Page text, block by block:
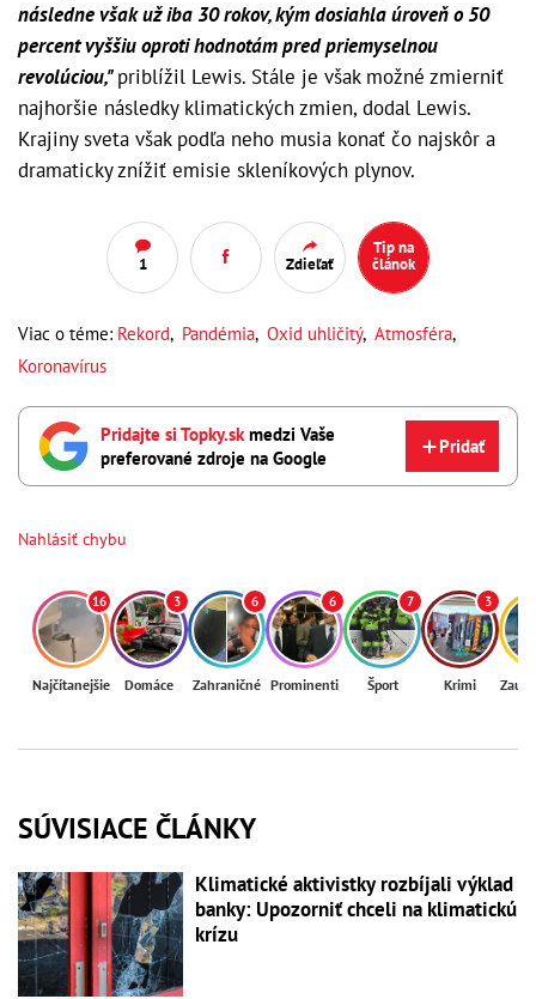
následne však už iba 30 rokov, kým dosiahla úroveň o 50
percent vyššiu oproti hodnotám pred priemyselnou
revolúciou,"priblížil Lewis. Stále je však možné zmierniť
najhoršie následky klimatických zmien, dodal Lewis.
Krajiny sveta však podľa neho musia konať čo najskôr a
dramaticky znížiť emisie skleníkových plynov.
1 Zdieľať
Tip na
článok
Viac o téme: Rekord, Pandémia, Oxid uhličitý, Atmosféra,
Koronavírus
Pridajte si Topky.skmedzi Vaše
preferované zdroje na Google
Pridať
Nahlásiť chybu
16
Najčítanejšie
3
Domáce
6
Zahraničné
6
Prominenti
7
Šport
3
Krimi
SÚVISIACE ČLÁNKY
Klimatické aktivistky rozbíjali výklad
banky: Upozorniť chceli na klimatickú
krízu